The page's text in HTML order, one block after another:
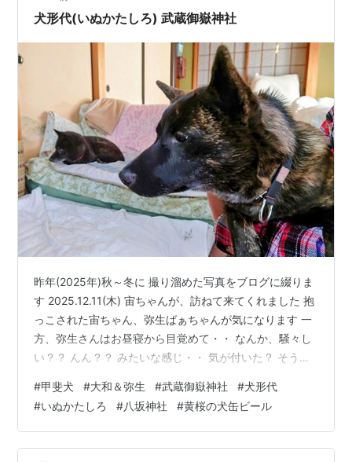
犬形代(いぬかたしろ) 武蔵御嶽神社
昨年(2025年)秋～冬に 撮り溜めた写真をブログに綴りま
す 2025.12.11(木) 宙ちゃんが、訪ねて来てくれました 抱
っこされた宙ちゃん、弥生ばぁちゃんが気になります 一
方、弥生さんはお昼寝から目覚めて・・ なんか、騒々し
い？？ んん？？ みたいな感じ・・ 気が付いた？ そうだ
ワンワン！！ 警戒アラート出しまくりでした 弥生の声、
ものすごく久しぶりに聞いたなっ☆ 実は、宙ちゃん初お
目見えなんです☆ まだ、中身は子犬ちゃんです まぁ、既
に弥生(左)と同じ位の大きさでしたけどねっ 宙ちゃん、
#甲斐犬 #大和＆弥生 #武蔵御嶽神社 #犬形代
#いぬかたしろ #八坂神社 #黄桜の犬缶ビール